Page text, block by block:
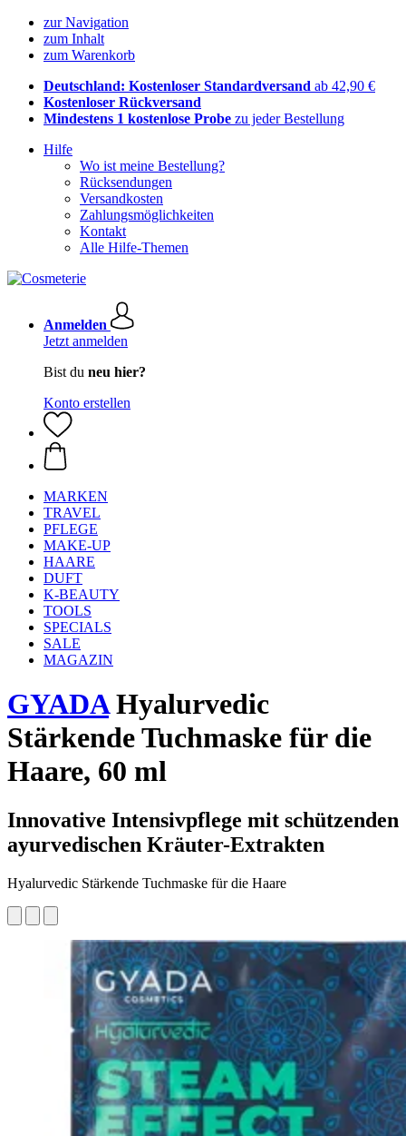
zur Navigation
zum Inhalt
zum Warenkorb
Deutschland: Kostenloser Standardversand ab 42,90 €
Kostenloser Rückversand
Mindestens 1 kostenlose Probe zu jeder Bestellung
Hilfe
Wo ist meine Bestellung?
Rücksendungen
Versandkosten
Zahlungsmöglichkeiten
Kontakt
Alle Hilfe-Themen
Anmelden
Jetzt anmelden
Bist du neu hier?
Konto erstellen
MARKEN
TRAVEL
PFLEGE
MAKE-UP
HAARE
DUFT
K-BEAUTY
TOOLS
SPECIALS
SALE
MAGAZIN
GYADAHyalurvedic
Stärkende Tuchmaske für die
Haare, 60 ml
Innovative Intensivpflege mit schützenden
ayurvedischen Kräuter-Extrakten
Hyalurvedic Stärkende Tuchmaske für die Haare